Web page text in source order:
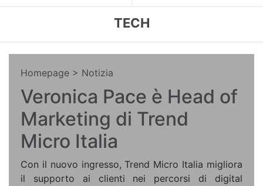
TECH
Homepage > Notizia
Veronica Pace è Head of
Marketing di Trend
Micro Italia
Con il nuovo ingresso, Trend Micro Italia migliora
il supporto ai clienti nei percorsi di digital